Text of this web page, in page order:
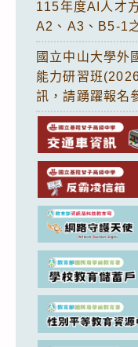
115年度AI人才
A2、A3、B5-1
國立中山大學外
能力研習班
訊，請踴躍報名